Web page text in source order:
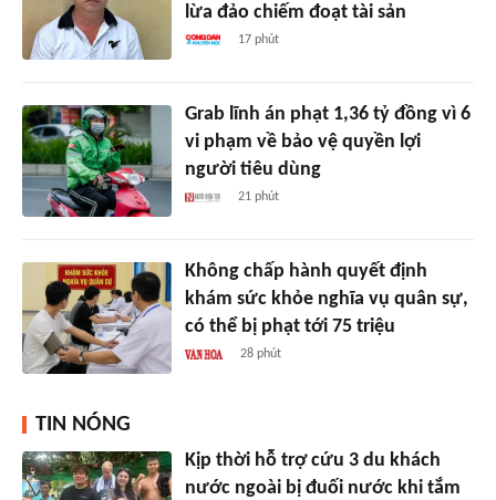
lừa đảo chiếm đoạt tài sản
17 phút
Grab lĩnh án phạt 1,36 tỷ đồng vì 6
vi phạm về bảo vệ quyền lợi
người tiêu dùng
21 phút
Không chấp hành quyết định
khám sức khỏe nghĩa vụ quân sự,
có thể bị phạt tới 75 triệu
28 phút
TIN NÓNG
Kịp thời hỗ trợ cứu 3 du khách
nước ngoài bị đuối nước khi tắm